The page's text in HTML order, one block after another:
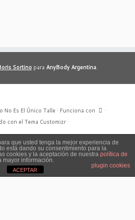
Sortinopara AnyBody Argentina.
No Es El Único Talle · Funciona con
·
con el Tema Customizr·
que usted tenga la mejor experiencia de
está dando su consentimiento para la
cookies y la aceptación de nuestra política de
mayor información.
plugin cookies
ACEPTAR